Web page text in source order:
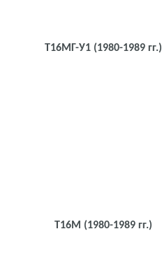
Т16МГ-У1 (1980-1989 гг.)
Т16М (1980-1989 гг.)